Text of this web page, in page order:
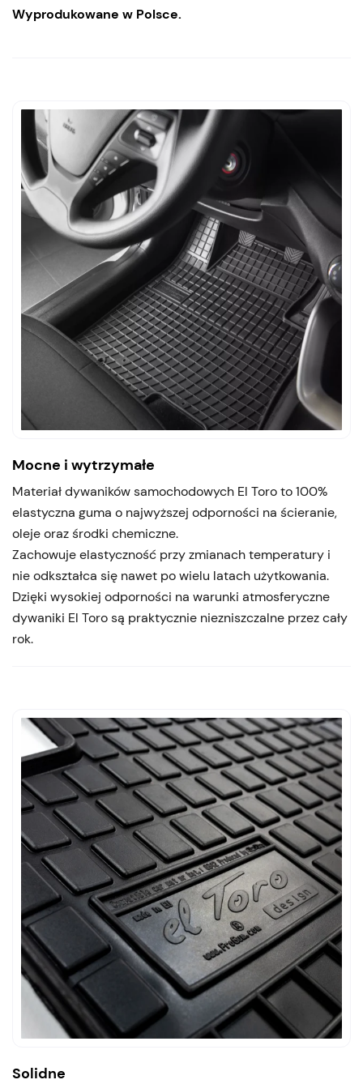
Wyprodukowane w Polsce.
Mocne i wytrzymałe
Materiał dywaników samochodowych El Toro to 100%
elastyczna guma o najwyższej odporności na ścieranie,
oleje oraz środki chemiczne.
Zachowuje elastyczność przy zmianach temperatury i
nie odkształca się nawet po wielu latach użytkowania.
Dzięki wysokiej odporności na warunki atmosferyczne
dywaniki El Toro są praktycznie niezniszczalne przez cały
rok.
Solidne